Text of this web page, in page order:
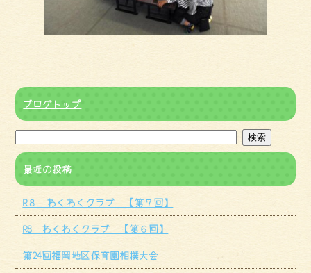
ブログトップ
最近の投稿
R８ わくわくクラブ 【第７回】
R8 わくわくクラブ 【第６回】
第24回福岡地区保育園相撲大会